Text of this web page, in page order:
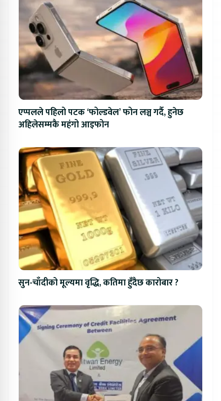
एप्पलले पहिलो पटक ‘फोल्डवेल’ फोन लञ्च गर्दै, हुनेछ
अहिलेसम्मकै महंगो आइफोन
सुन-चाँदीको मूल्यमा वृद्धि, कतिमा हुँदैछ कारोबार ?